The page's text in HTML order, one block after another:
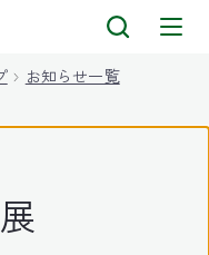
お知らせ一覧